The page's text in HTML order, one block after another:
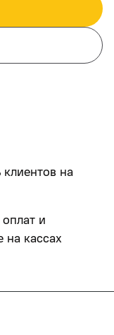
на
и
на кассах